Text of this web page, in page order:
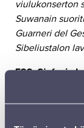
viulukonserton
Suwanain
Guarneri del
Sibeliustalon
ESS: Sinfonia